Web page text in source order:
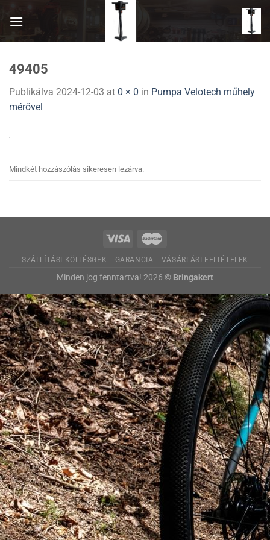
49405
Publikálva 2024-12-03 at 0 × 0 in Pumpa Velotech műhely
mérővel
Mindkét hozzászólás sikeresen lezárva.
SZÁLLÍTÁSI KÖLTÉSGEK GARANCIA VÁSÁRLÁSI FELTÉTELEK
Minden jog fenntartva! 2026 © Bringakert